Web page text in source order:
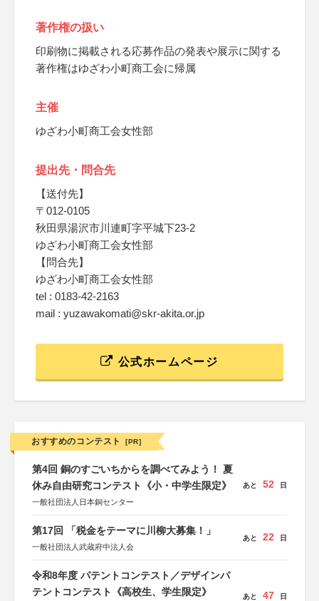
著作権の扱い
印刷物に掲載される応募作品の発表や展示に関する
著作権はゆざわ小町商工会に帰属
主催
ゆざわ小町商工会女性部
提出先・問合先
【送付先】
〒012-0105
秋田県湯沢市川連町字平城下23-2
ゆざわ小町商工会女性部
【問合先】
ゆざわ小町商工会女性部
tel : 0183-42-2163
mail : yuzawakomati@skr-akita.or.jp
公式ホームページ
おすすめのコンテスト [PR]
第4回 銅のすごいちからを調べてみよう！ 夏
休み自由研究コンテスト《小・中学生限定》
一般社団法人日本銅センター
あと 52 日
第17回 「税金をテーマに川柳大募集！」
一般社団法人武蔵府中法人会
あと 22 日
令和8年度 パテントコンテスト／デザインパ
テントコンテスト《高校生、学生限定》
あと 47 日